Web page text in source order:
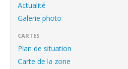
Référencer ma zone
Mon ZA.com
Actualité
Galerie photo
CARTES
Plan de situation
Carte de la zone